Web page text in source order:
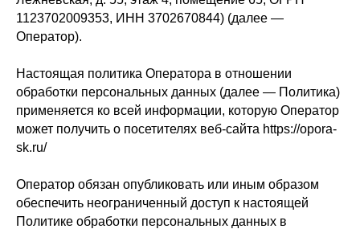
1123702009353, ИНН 3702670844) (далее —
Оператор).
Настоящая политика Оператора в отношении
обработки персональных данных (далее — Политика)
применяется ко всей информации, которую Оператор
может получить о посетителях веб-сайта https://opora-
sk.ru/
Оператор обязан опубликовать или иным образом
обеспечить неограниченный доступ к настоящей
Политике обработки персональных данных в